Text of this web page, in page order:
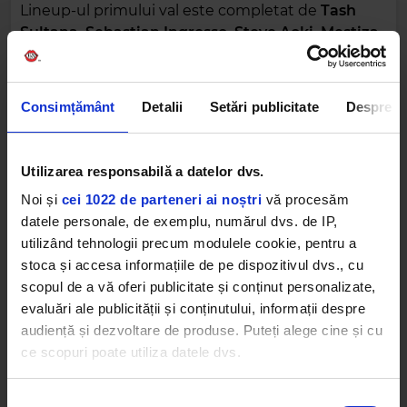
Consimțământ Detalii Setări publicitate Despre
Utilizarea responsabilă a datelor dvs.
Noi și cei 1022 de parteneri ai noștri vă procesăm
datele personale, de exemplu, numărul dvs. de IP,
utilizând tehnologii precum modulele cookie, pentru a
stoca și accesa informațiile de pe dispozitivul dvs., cu
scopul de a vă oferi publicitate și conținut personalizate,
evaluări ale publicității și conținutului, informații despre
audiență și dezvoltare de produse. Puteți alege cine și cu
ce scopuri poate utiliza datele dvs.
Lineup-ul primului val este completat de Tash
Sultana, Sebastian Ingrosso, Steve Aoki, Mestiza,
artiști care aduc pe scena UNTOLD ONE stiluri
experiența festivalului dincolo de orice limită de
SUNT DISPONIBILE PENTRU FANI, CU OPȚIUNEA
DE PLATĂ ÎN RATE
Primul val de artiști anunțați pentru UNTOLD ONE
2026 confirmă direcția festivalului: un eveniment
care reunește nume relevante din cultura pop,
electronică și urbană, într-o experiență de festival
recunoscută la nivel global pentru dimensiune,
producție și emoție.